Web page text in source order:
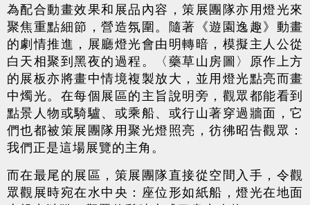
為配合動畫效果和展品內容，策展團隊亦用燈光來
聚焦重點細節，營造氛圍。隨著《遊園逸趣》動畫
的劇情推進，展廳燈光會由明轉暗，模擬主人公從
白天相聚到黑夜的過程。〈藥草山房圖〉原作上方
的展板亦將畫中情境複製放大，並用燈光點亮而畫
中燭光。在每個展區的主旨說明旁，觀眾都能看到
點景人物或騎驢、或乘船、或行山著穿過牆面，它
們也都被策展團隊用聚光燈照亮，彷彿昭告觀眾：
我們正是這場展覽的主角。
而在最尾的展區，策展團隊直接從空間入手，令觀
眾觀展時宛在水中央：座位形如紙船，燈光在地面